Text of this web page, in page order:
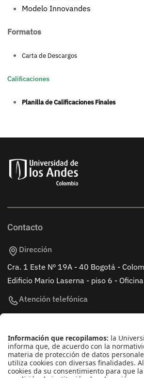
Modelo Innovandes
Formatos
Carta de Descargos
Calificaciones
Planilla de Calificaciones Finales
Contacto
Dirección
Cra. 1 Este Nº 19A - 40 Bogotá -
Edificio Mario Laserna - piso 6 -
Atención telefónica
+(571) 339 49 49 - Ext. 4830
Enlaces de interés